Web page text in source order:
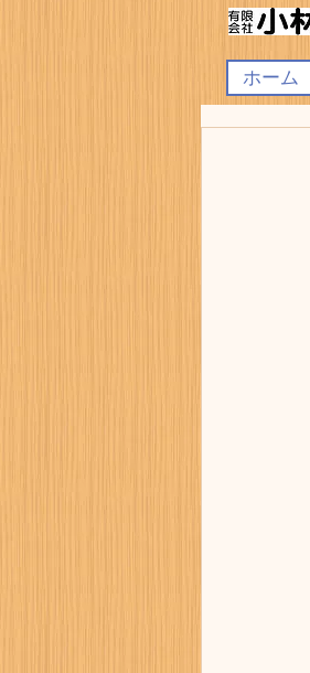
ホーム